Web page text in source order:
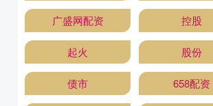
广盛网配资 控股
起火 股份
债市 658配资